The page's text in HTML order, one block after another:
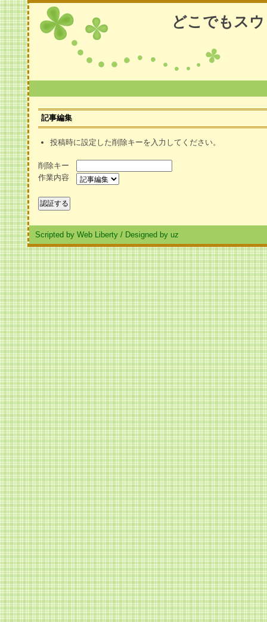
どこでもス
記事編集
投稿時に設定した削除キーを入力してください。
削除キー
作業内容
Scripted by Web Liberty / Designed by uz